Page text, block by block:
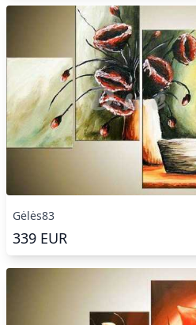
Gėlės83
339 EUR